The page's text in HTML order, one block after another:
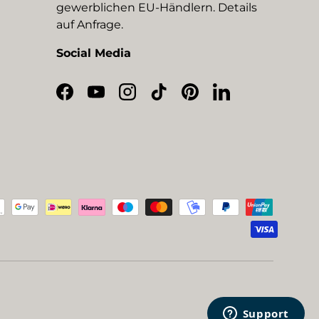
gewerblichen EU-Händlern. Details
auf Anfrage.
Social Media
Facebook
YouTubeInstagram
TikTokPinterestLinkedIn